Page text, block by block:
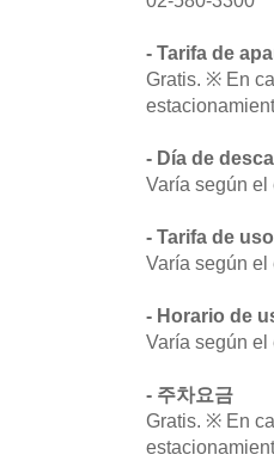
- Tarifa de
Gratis. ※ En
- Día de
Varía según el
- Tarifa de uso
Varía según el
- Horario de
Varía según el
- 주차요금
Gratis. ※ En